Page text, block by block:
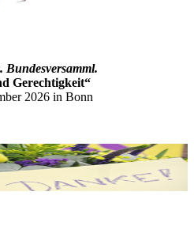
Bundesversamml.
Gerechtigkeit“
2026 in Bonn